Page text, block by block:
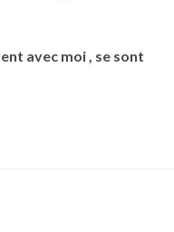
avec moi , se sont